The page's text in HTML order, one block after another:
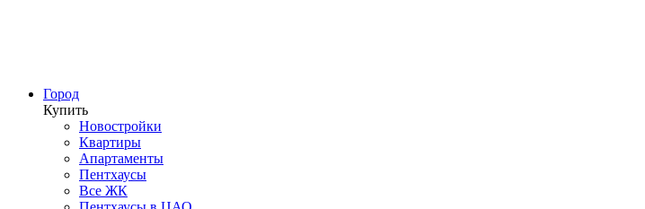
Город
Купить
Новостройки
Квартиры
Апартаменты
Пентхаусы
Все ЖК